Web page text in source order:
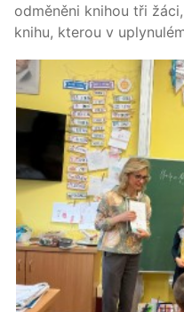
odměněni knihou tři
knihu, kterou v